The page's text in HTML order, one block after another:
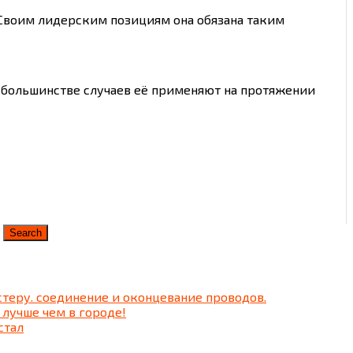
лидерским позициям она обязана таким
случаев её применяют на протяжении
соединение и оконцевание проводов.
чем в городе!